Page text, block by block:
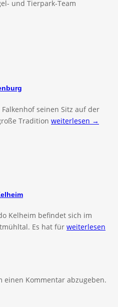
und Tierpark-Team
seinen Sitz auf der
Tradition weiterlesen →
Kelheim befindet sich im
Es hat für weiterlesen
einen Kommentar abzugeben.